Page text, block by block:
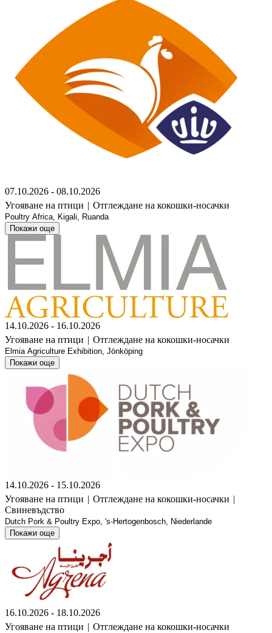
07.10.2026 - 08.10.2026
Угояване на птици | Отглеждане на кокошки-носачки
Poultry Africa, Kigali, Ruanda
Покажи още
14.10.2026 - 16.10.2026
Угояване на птици | Отглеждане на кокошки-носачки
Elmia Agriculture Exhibition, Jönköping
Покажи още
14.10.2026 - 15.10.2026
Угояване на птици | Отглеждане на кокошки-носачки |
Свиневъдство
Dutch Pork & Poultry Expo, 's-Hertogenbosch, Niederlande
Покажи още
16.10.2026 - 18.10.2026
Угояване на птици | Отглеждане на кокошки-носачки